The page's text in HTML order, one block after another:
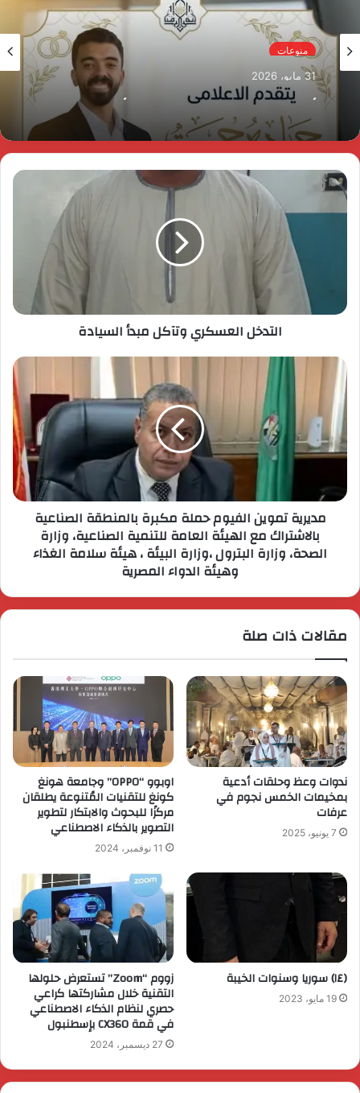
منوعات
31 مايو، 2026
ألف مبروك الزفاف السعيد للكابتن أحمد سعداوي
التدخل العسكري وتآكل مبدأ السيادة
مديرية تموين الفيوم حملة مكبرة بالمنطقة الصناعية
بالاشتراك مع الهيئة العامة للتنمية الصناعية، وزارة
الصحة، وزارة البترول ،وزارة البيئة ، هيئة سلامة الغذاء
وهيئة الدواء المصرية
مقالات ذات صلة
ندوات وعظ وحلقات أدعية
بمخيمات الخمس نجوم في
عرفات
7 يونيو، 2025
اوبوو “OPPO” وجامعة هونغ
كونغ للتقنيات المُتنوعة يطلقان
مركزًا للبحوث والابتكار لتطوير
التصوير بالذكاء الاصطناعي
11 نوفمبر، 2024
(١٤) سوريا وسنوات الخيبة
19 مايو، 2023
زووم “Zoom” تستعرض حلولها
التقنية خلال مشاركتها كراعي
حصري لنظام الذكاء الاصطناعي
في قمة CX360 بإسطنبول
27 ديسمبر، 2024